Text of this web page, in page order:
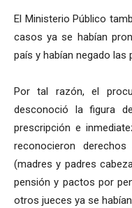
El Ministerio Público
casos ya se habían
país y habían negado
Por tal razón, el
desconoció la figura
prescripción e
reconocieron
(madres y padres
pensión y pactos por
otros jueces ya se